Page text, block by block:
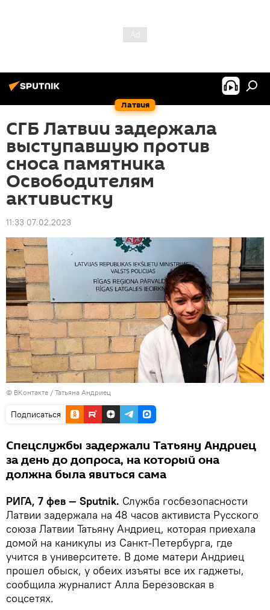
Латвия
СГБ Латвии задержала
выступавшую против
сноса памятника
Освободителям
активистку
11:33 07.02.2023
© ВКонтакте / Татьяна Андриец
Подписаться
Спецслужбы задержали Татьяну Андриец
за день до допроса, на который она
должна была явиться сама
РИГА, 7 фев — Sputnik. Служба госбезопасности
Латвии задержала на 48 часов активиста Русского
союза Латвии Татьяну Андриец, которая приехала
домой на каникулы из Санкт-Петербурга, где
учится в университете. В доме матери Андриец
прошел обыск, у обеих изъяты все их гаджеты,
сообщила журналист Алла Березовская в
соцсетях.